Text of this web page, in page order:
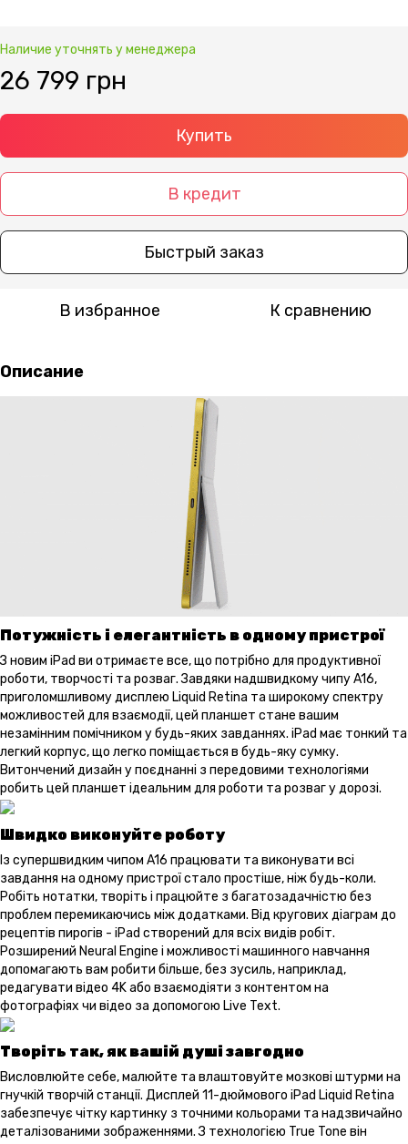
Наличие уточнять у менеджера
26 799 грн
Купить
В кредит
Быстрый заказ
В избранное К сравнению
Описание
Потужність і елегантність в одному пристрої
З новим iPad ви отримаєте все, що потрібно для продуктивної
роботи, творчості та розваг. Завдяки надшвидкому чипу A16,
приголомшливому дисплею Liquid Retina та широкому спектру
можливостей для взаємодії, цей планшет стане вашим
незамінним помічником у будь-яких завданнях. iPad має тонкий та
легкий корпус, що легко поміщається в будь-яку сумку.
Витончений дизайн у поєднанні з передовими технологіями
робить цей планшет ідеальним для роботи та розваг у дорозі.
Швидко виконуйте роботу
Із супершвидким чипом A16 працювати та виконувати всі
завдання на одному пристрої стало простіше, ніж будь-коли.
Робіть нотатки, творіть і працюйте з багатозадачністю без
проблем перемикаючись між додатками. Від кругових діаграм до
рецептів пирогів - iPad створений для всіх видів робіт.
Розширений Neural Engine і можливості машинного навчання
допомагають вам робити більше, без зусиль, наприклад,
редагувати відео 4K або взаємодіяти з контентом на
фотографіях чи відео за допомогою Live Text.
Творіть так, як вашій душі завгодно
Висловлюйте себе, малюйте та влаштовуйте мозкові штурми на
гнучкій творчій станції. Дисплей 11-дюймового iPad Liquid Retina
забезпечує чітку картинку з точними кольорами та надзвичайно
деталізованими зображеннями. З технологією True Tone він